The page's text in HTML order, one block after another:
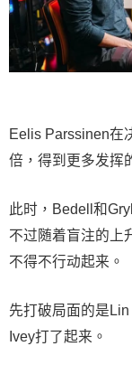
Eelis Parssinen在
倍，得到更多发挥
此时，Bedell和
不过随着盲注的上
不得不行动起来。
先打破局面的是
Ivey打了起来。